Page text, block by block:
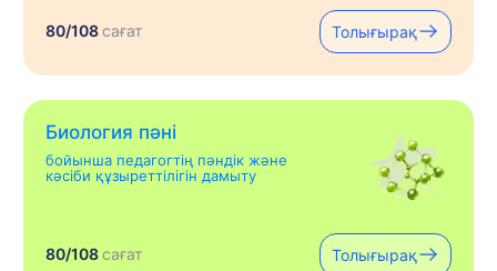
80/108сағат Толығырақ
Биология пәні
бойынша педагогтің пәндік және
кәсіби құзыреттілігін дамыту
80/108сағат Толығырақ